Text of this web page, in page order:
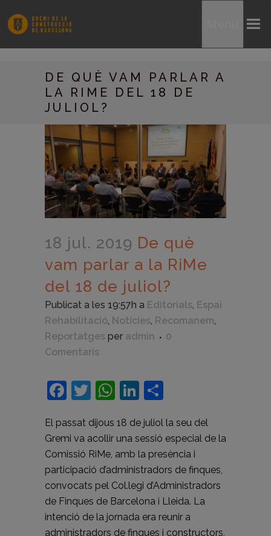
DE QUÈ VAM PARLAR A
LA RIME DEL 18 DE
JULIOL?
18 jul. 2019 De què
vam parlar a la RiMe
del 18 de juliol?
Publicat a les 19:57h a Editorials, Espai
Rehabilitació, Notícies, Recomanem,
Reportatges per admin
0
Comentaris
Facebook
Twitter
WhatsApp
LinkedIn
El passat dijous 18 de juliol la seu del
Gremi va acollir una sessió especial de la
Comissió RiMe, amb la presència i
participació d’administradors de finques,
convocats pel Col.legi d’Administradors
de Finques de Barcelona i Lleida. La
intenció de la jornada era reunir a
administradors de finques i constructors,